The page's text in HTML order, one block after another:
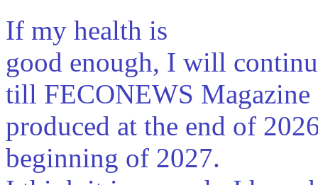
If my health is
good enough, I will
till FECONEWS Magazine
produced at the end of
beginning of 2027.